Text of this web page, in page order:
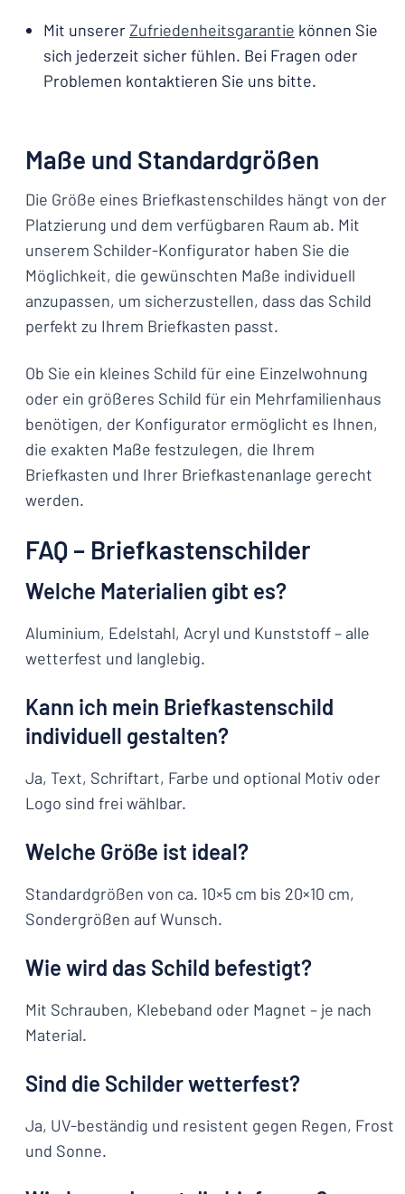
Mit unserer Zufriedenheitsgarantie können Sie
sich jederzeit sicher fühlen. Bei Fragen oder
Problemen kontaktieren Sie uns bitte.
Maße und Standardgrößen
Die Größe eines Briefkastenschildes hängt von der
Platzierung und dem verfügbaren Raum ab. Mit
unserem Schilder-Konfigurator haben Sie die
Möglichkeit, die gewünschten Maße individuell
anzupassen, um sicherzustellen, dass das Schild
perfekt zu Ihrem Briefkasten passt.
Ob Sie ein kleines Schild für eine Einzelwohnung
oder ein größeres Schild für ein Mehrfamilienhaus
benötigen, der Konfigurator ermöglicht es Ihnen,
die exakten Maße festzulegen, die Ihrem
Briefkasten und Ihrer Briefkastenanlage gerecht
werden.
FAQ – Briefkastenschilder
Welche Materialien gibt es?
Aluminium, Edelstahl, Acryl und Kunststoff – alle
wetterfest und langlebig.
Kann ich mein Briefkastenschild
individuell gestalten?
Ja, Text, Schriftart, Farbe und optional Motiv oder
Logo sind frei wählbar.
Welche Größe ist ideal?
Standardgrößen von ca. 10×5 cm bis 20×10 cm,
Sondergrößen auf Wunsch.
Wie wird das Schild befestigt?
Mit Schrauben, Klebeband oder Magnet – je nach
Material.
Sind die Schilder wetterfest?
Ja, UV-beständig und resistent gegen Regen, Frost
und Sonne.